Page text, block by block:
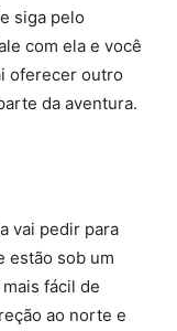
siga pelo
com ela e você
oferecer outro
da aventura.
vai pedir para
estão sob um
fácil de
ao norte e